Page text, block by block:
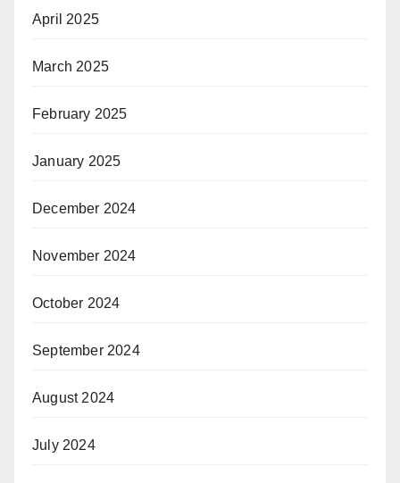
April 2025
March 2025
February 2025
January 2025
December 2024
November 2024
October 2024
September 2024
August 2024
July 2024